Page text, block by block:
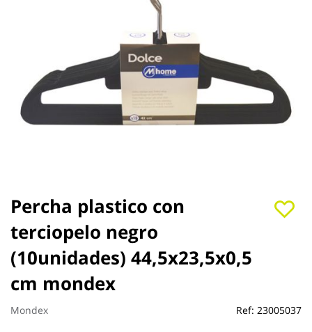
Percha plastico con
terciopelo negro
(10unidades) 44,5x23,5x0,5
cm mondex
Mondex Ref: 23005037
Saltar
al
comienzo
de
la
galería
de